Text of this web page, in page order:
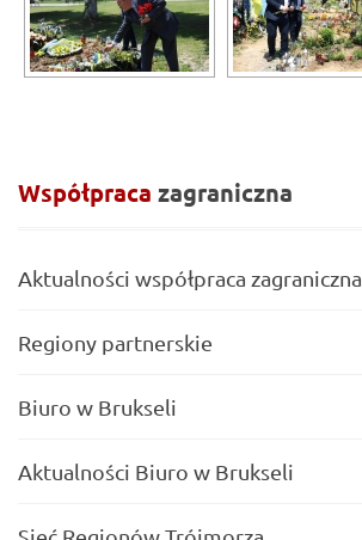
Współpraca zagraniczna
Aktualności współpraca zagraniczna
Regiony partnerskie
Biuro w Brukseli
Aktualności Biuro w Brukseli